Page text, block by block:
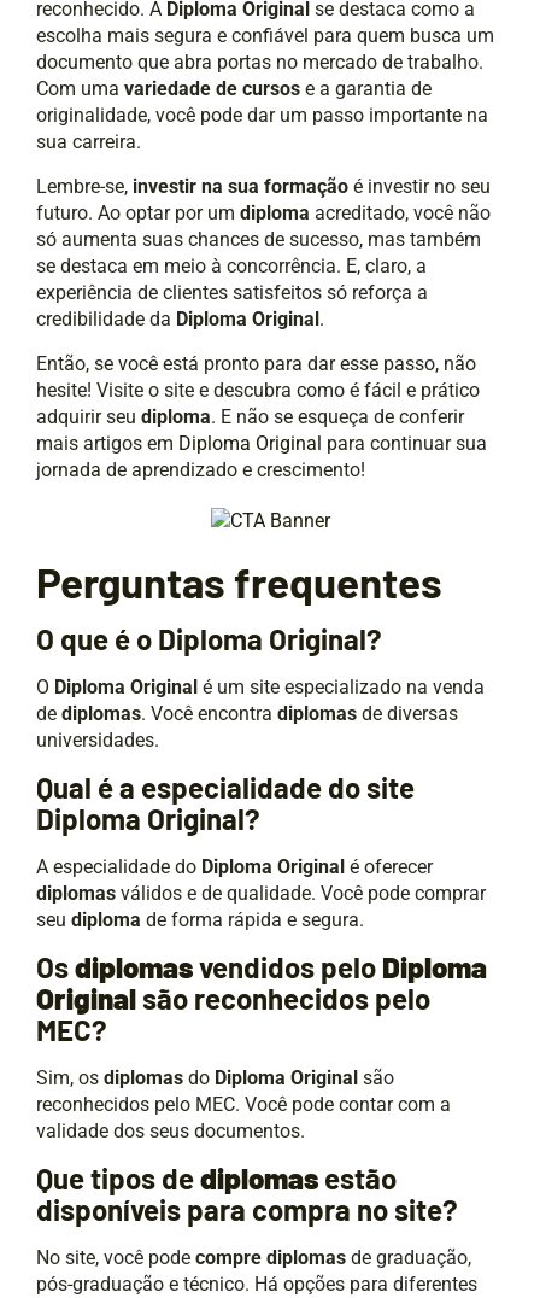
reconhecido. A Diploma Original se destaca como a
escolha mais segura e confiável para quem busca um
documento que abra portas no mercado de trabalho.
Com uma variedade de cursos e a garantia de
originalidade, você pode dar um passo importante na
sua carreira.
Lembre-se, investir na sua formação é investir no seu
futuro. Ao optar por um diploma acreditado, você não
só aumenta suas chances de sucesso, mas também
se destaca em meio à concorrência. E, claro, a
experiência de clientes satisfeitos só reforça a
credibilidade da Diploma Original.
Então, se você está pronto para dar esse passo, não
hesite! Visite o site e descubra como é fácil e prático
adquirir seu diploma. E não se esqueça de conferir
mais artigos em Diploma Original para continuar sua
jornada de aprendizado e crescimento!
Perguntas frequentes
O que é o Diploma Original?
O Diploma Original é um site especializado na venda
de diplomas. Você encontra diplomas de diversas
universidades.
Qual é a especialidade do site
Diploma Original?
A especialidade do Diploma Original é oferecer
diplomas válidos e de qualidade. Você pode comprar
seu diploma de forma rápida e segura.
Osdiplomasvendidos pelo Diploma
Original são reconhecidos pelo
MEC?
Sim, os diplomas do Diploma Original são
reconhecidos pelo MEC. Você pode contar com a
validade dos seus documentos.
Que tipos dediplomas estão
disponíveis para compra no site?
No site, você pode compre diplomas de graduação,
pós-graduação e técnico. Há opções para diferentes